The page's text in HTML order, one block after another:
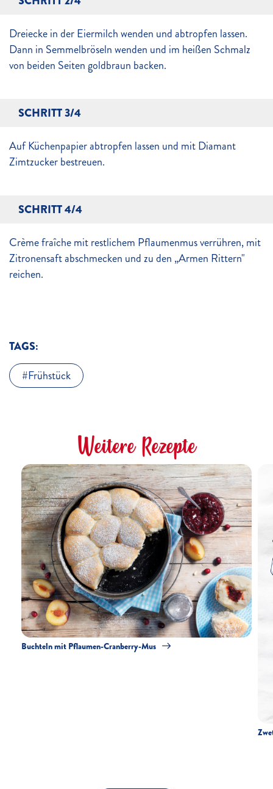
Dreiecke in der Eiermilch wenden und abtropfen lassen.
Dann in Semmelbröseln wenden und im heißen Schmalz
von beiden Seiten goldbraun backen.
SCHRITT 3/4
Auf Küchenpapier abtropfen lassen und mit Diamant
Zimtzucker bestreuen.
SCHRITT 4/4
Crème fraîche mit restlichem Pflaumenmus verrühren, mit
Zitronensaft abschmecken und zu den „Armen Rittern"
reichen.
TAGS:
Frühstück
Weitere Rezepte
Buchteln mit Pflaumen-Cranberry-Mus